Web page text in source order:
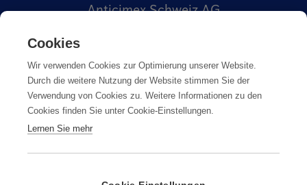
Anticimex Schweiz AG
Mentions légales
Cookies
Wir verwenden Cookies zur Optimierung unserer Website.
Durch die weitere Nutzung der Website stimmen Sie der
Verwendung von Cookies zu. Weitere Informationen zu den
Cookies finden Sie unter Cookie-Einstellungen.
Lernen Sie mehr